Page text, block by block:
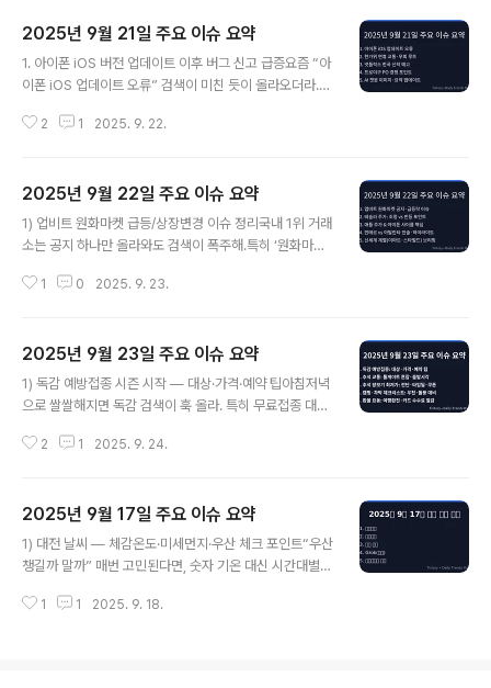
2025년 9월 21일 주요 이슈 요약
1. 아이폰 iOS 버전 업데이트 이후 버그 신고 급증요즘 “아
이폰 iOS 업데이트 오류” 검색이 미친 듯이 올라오더라.
띄게 빨리 닳고, 특정 앱은 켜자마자 그냥 뚝 끊겼어. 그래
로 쭉 정리해둘 거야. 업데이트 고민 중이거나 이미 올렸다
가 당황했다면, 여기서 체크리스트만 따라가도 한숨은 덜
거야.- 링크 : 2025.09.22 - [디지털 도구 & 생산성] -
합 가이드: 내가 직접 해본 해결법 + 10초 점검표 2. 202
2 1 2025. 9. 22.
2025년 9월 22일 주요 이슈 요약
1) 업비트 원화마켓 급등/상장변경 이슈 정리국내 1위 거래
소는 공지 하나만 올라와도 검색이 폭주해.특히 ‘원화마켓
공지 → 종목명 → 수수료/세금/원화입금 순서로 검색 파도
원글은 공지문을 어디부터 읽고, 체크박스 6개만 확인하면
리스크를 크게 줄일 수 있게 만들었어.알림 설정(앱·텔레그
램), 분산 대응, 원화→스테이블 전환 타이밍 같은 실전 팁
& 디지털 노마드] - [9/22] 업비트 원화마켓 급등/상장변
1 0 2025. 9. 23.
2025년 9월 23일 주요 이슈 요약
1) 독감 예방접종 시즌 시작 — 대상·가격·예약 팁아침저녁
으로 쌀쌀해지면 독감 검색이 훅 올라. 특히 무료접종 대상
차이를 한 눈에 정리해주면 체류가 길어져. 개요 글에서는
야. 접종 후 발열·근육통 대응, 알레르기 이력 질문지 예시
도 덧붙여 오해를 줄여주자. 보험청구(실손) 가능 여부, 동
시접종(코로나/폐렴구균)의 pros/cons까지 중립적으로
터), 평균가 표, 유료/무료 구분 이미지를 넣어 북마크 유도
2 1 2025. 9. 24.
2025년 9월 17일 주요 이슈 요약
1) 대전 날씨 — 체감온도·미세먼지·우산 체크 포인트“우산
챙길까 말까” 매번 고민된다면, 숫자 기온 대신 시간대별
로 같은 24℃도 체감이 크게 갈리더라. 나는 출근 전 10초
1 1 2025. 9. 18.